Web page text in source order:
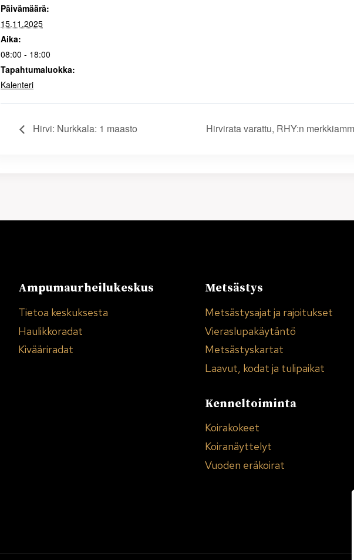
Päivämäärä:
15.11.2025
Aika:
08:00 - 18:00
Tapahtumaluokka:
Kalenteri
Hirvi: Nurkkala: 1 maasto Hirvirata varattu, RHY:n
Ampumaurheilukeskus
Tietoa keskuksesta
Haulikkoradat
Kivääriradat
Metsästys
Metsästysajat ja rajoitukset
Vieraslupakäytäntö
Metsästyskartat
Laavut, kodat ja tulipaikat
Kenneltoiminta
Koirakokeet
Koiranäyttelyt
Vuoden eräkoirat